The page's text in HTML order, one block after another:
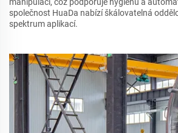
společnost HuaDa nabízí škálovatelná
spektrum aplikací.